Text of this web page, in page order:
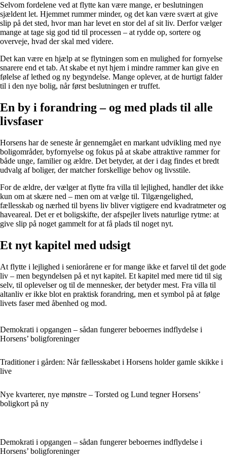
Selvom fordelene ved at flytte kan være mange, er beslutningen
sjældent let. Hjemmet rummer minder, og det kan være svært at give
slip på det sted, hvor man har levet en stor del af sit liv. Derfor vælger
mange at tage sig god tid til processen – at rydde op, sortere og
overveje, hvad der skal med videre.
Det kan være en hjælp at se flytningen som en mulighed for fornyelse
snarere end et tab. At skabe et nyt hjem i mindre rammer kan give en
følelse af lethed og ny begyndelse. Mange oplever, at de hurtigt falder
til i den nye bolig, når først beslutningen er truffet.
En by i forandring – og med plads til alle
livsfaser
Horsens har de seneste år gennemgået en markant udvikling med nye
boligområder, byfornyelse og fokus på at skabe attraktive rammer for
både unge, familier og ældre. Det betyder, at der i dag findes et bredt
udvalg af boliger, der matcher forskellige behov og livsstile.
For de ældre, der vælger at flytte fra villa til lejlighed, handler det ikke
kun om at skære ned – men om at vælge til. Tilgængelighed,
fællesskab og nærhed til byens liv bliver vigtigere end kvadratmeter og
haveareal. Det er et boligskifte, der afspejler livets naturlige rytme: at
give slip på noget gammelt for at få plads til noget nyt.
Et nyt kapitel med udsigt
At flytte i lejlighed i seniorårene er for mange ikke et farvel til det gode
liv – men begyndelsen på et nyt kapitel. Et kapitel med mere tid til sig
selv, til oplevelser og til de mennesker, der betyder mest. Fra villa til
altanliv er ikke blot en praktisk forandring, men et symbol på at følge
livets faser med åbenhed og mod.
Demokrati i opgangen – sådan fungerer beboernes indflydelse i
Horsens’ boligforeninger
Traditioner i gården: Når fællesskabet i Horsens holder gamle skikke i
live
Nye kvarterer, nye mønstre – Torsted og Lund tegner Horsens’
boligkort på ny
Demokrati i opgangen – sådan fungerer beboernes indflydelse i
Horsens’ boligforeninger